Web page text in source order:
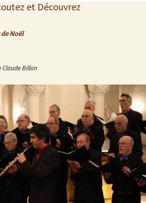
et Découvrez
Noël
Claude Billon